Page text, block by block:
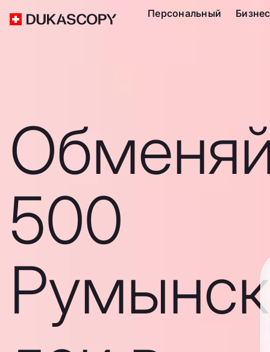
Персональный Бизнес
500